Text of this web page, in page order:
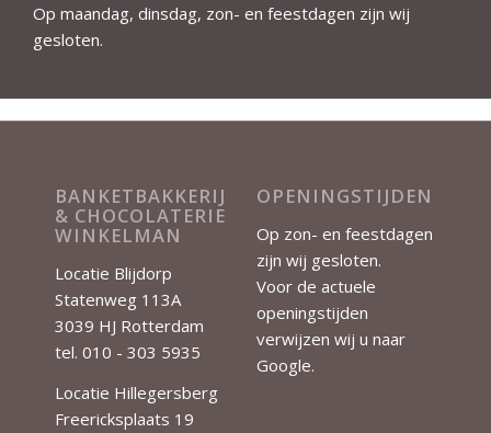
Op maandag, dinsdag, zon- en feestdagen zijn wij
gesloten.
BANKETBAKKERIJ
& CHOCOLATERIE
WINKELMAN
Locatie Blijdorp
Statenweg 113A
3039 HJ Rotterdam
tel. 010 - 303 5935
Locatie Hillegersberg
Freericksplaats 19
OPENINGSTIJDEN
Op zon- en feestdagen
zijn wij gesloten.
Voor de actuele
openingstijden
verwijzen wij u naar
Google.